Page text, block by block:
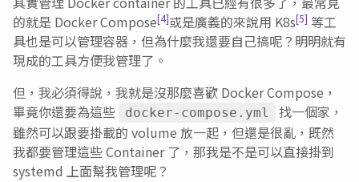
的就是 Docker Compose[4]或是廣義的來說用 K8s[5] 等工
具也是可以管理容器，但為什麼我還要自己搞呢？明明就有
現成的工具方便我管理了。
但，我必須得說，我就是沒那麼喜歡 Docker Compose，
畢竟你還要為這些
docker-compose.yml
找一個家，
雖然可以跟要掛載的 volume 放一起，但還是很亂，既然
我都要管理這些 Container 了，那我是不是可以直接掛到
systemd 上面幫我管理呢？